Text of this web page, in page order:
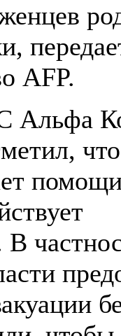
AFP.
Альфа
В